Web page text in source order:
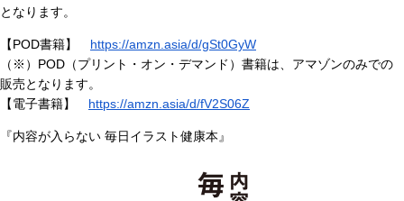
となります。
【POD書籍】 https://amzn.asia/d/gSt0GyW
（※）POD（プリント・オン・デマンド）書籍は、アマゾンのみでの
販売となります。
【電子書籍】 https://amzn.asia/d/fV2S06Z
『内容が入らない 毎日イラスト健康本』